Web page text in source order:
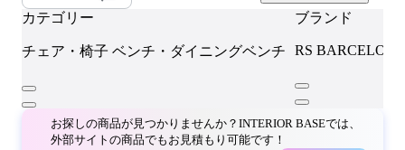
カテゴリー
チェア・椅子 ベンチ・ダイニングベンチ
ブランド
RS
お探しの商品が見つかりませんか？INTERIOR BASEでは、
外部サイトの商品でもお見積もり可能です！